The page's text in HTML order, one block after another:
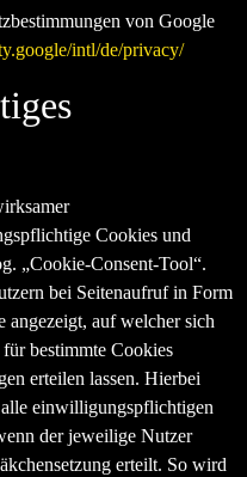
von Google
/intl/de/privacy/
Cookies und
„Cookie-Consent-Tool“.
bei Seitenaufruf in Form
angezeigt, auf welcher sich
bestimmte Cookies
erteilen lassen. Hierbei
einwilligungspflichtigen
der jeweilige Nutzer
erteilt. So wird